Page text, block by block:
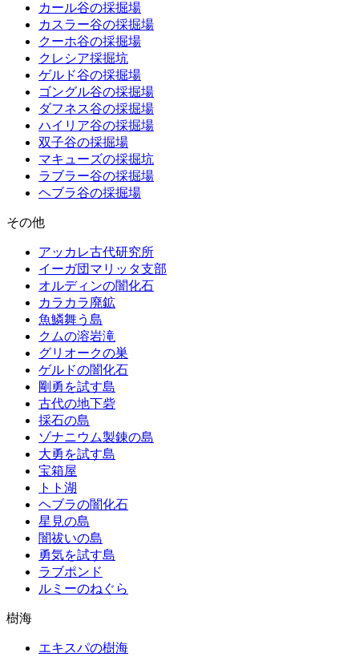
カール谷の採掘場
カスラー谷の採掘場
クーホ谷の採掘場
クレシア採掘坑
ゲルド谷の採掘場
ゴングル谷の採掘場
ダフネス谷の採掘場
ハイリア谷の採掘場
双子谷の採掘場
マキューズの採掘坑
ラブラー谷の採掘場
ヘブラ谷の採掘場
その他
アッカレ古代研究所
イーガ団マリッタ支部
オルディンの闇化石
カラカラ廃鉱
魚鱗舞う島
クムの溶岩滝
グリオークの巣
ゲルドの闇化石
剛勇を試す島
古代の地下砦
採石の島
ゾナニウム製錬の島
大勇を試す島
宝箱屋
トト湖
ヘブラの闇化石
星見の島
闇祓いの島
勇気を試す島
ラブポンド
ルミーのねぐら
樹海
エキスパの樹海